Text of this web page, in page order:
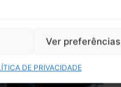
Ver preferências
DE PRIVACIDADE